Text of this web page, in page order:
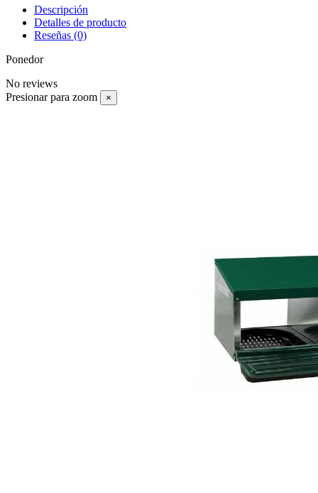
Descripción
Detalles de producto
Reseñas (0)
Ponedor
No reviews
Presionar para zoom
×